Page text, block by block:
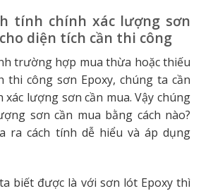
tính chính xác lượng sơn
diện tích cần thi công
trường hợp mua thừa hoặc thiếu
công sơn Epoxy, chúng ta cần
lượng sơn cần mua. Vậy chúng
sơn cần mua bằng cách nào?
ra cách tính dễ hiểu và áp dụng
biết được là với sơn lót Epoxy thì